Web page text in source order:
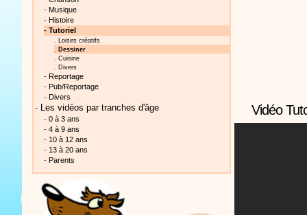
Vidéo
- Musique
- Histoire
- Tutoriel
. Loisirs créatifs
. Dessiner
. Cuisine
. Divers
- Reportage
- Pub/Reportage
- Divers
- Les vidéos par tranches d'âge
- 0 à 3 ans
- 4 à 9 ans
- 10 à 12 ans
- 13 à 20 ans
- Parents